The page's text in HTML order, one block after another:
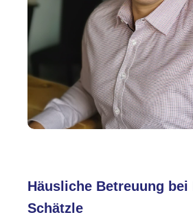
Häusliche Betreuung bei
Schätzle